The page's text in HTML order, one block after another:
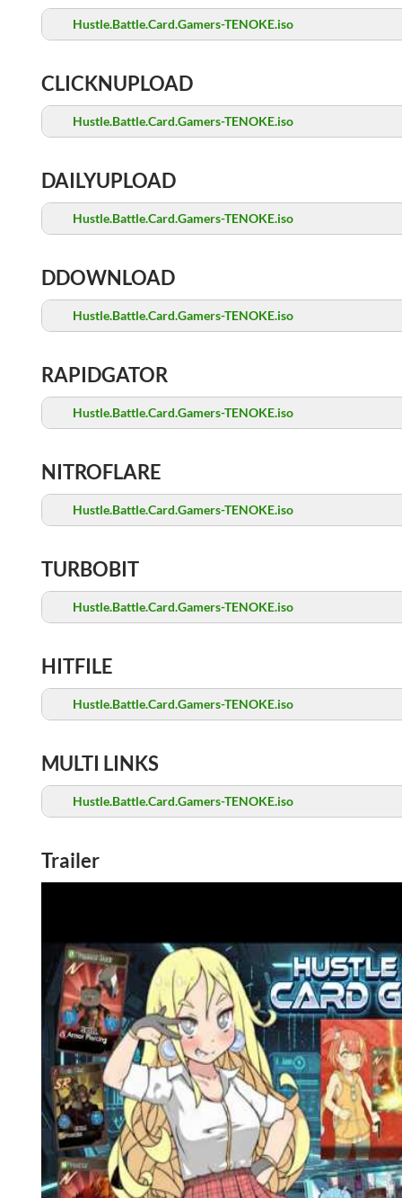
Hustle.Battle.Card.Gamers-TENOKE.iso
CLICKNUPLOAD
Hustle.Battle.Card.Gamers-TENOKE.iso
DAILYUPLOAD
Hustle.Battle.Card.Gamers-TENOKE.iso
DDOWNLOAD
Hustle.Battle.Card.Gamers-TENOKE.iso
RAPIDGATOR
Hustle.Battle.Card.Gamers-TENOKE.iso
NITROFLARE
Hustle.Battle.Card.Gamers-TENOKE.iso
TURBOBIT
Hustle.Battle.Card.Gamers-TENOKE.iso
HITFILE
Hustle.Battle.Card.Gamers-TENOKE.iso
MULTI LINKS
Hustle.Battle.Card.Gamers-TENOKE.iso
Trailer